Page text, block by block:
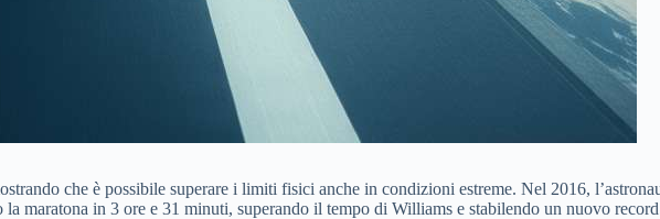
che è possibile superare i limiti fisici anche in condizioni estreme. Nel 2016,
maratona in 3 ore e 31 minuti, superando il tempo di Williams e stabilendo un nuovo